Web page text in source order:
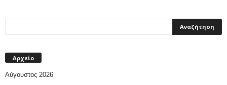
Αρχείο
Αύγουστος 2026